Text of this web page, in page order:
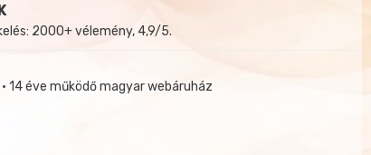
2000+ vélemény, 4,9/5.
14 éve működő magyar webáruház